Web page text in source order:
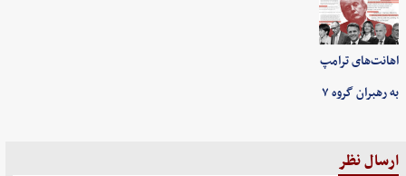
اهانت‌های ترامپ
به رهبران گروه ۷
ارسال نظر